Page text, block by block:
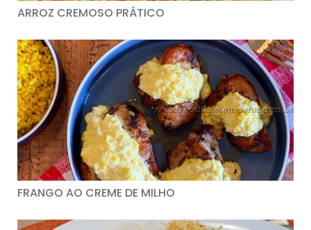
ARROZ CREMOSO PRÁTICO
FRANGO AO CREME DE MILHO